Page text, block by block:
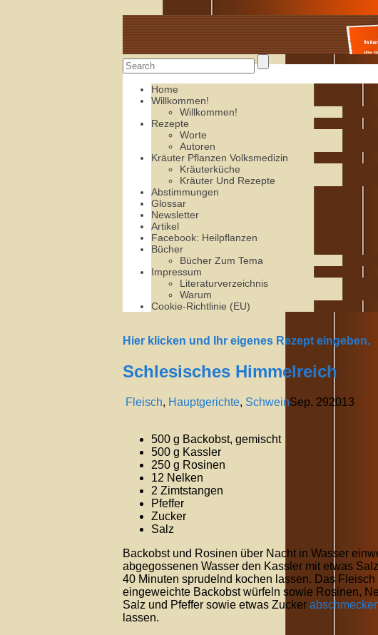
Alte Rezepte online
Home
Willkommen!
Willkommen!
Rezepte
Worte
Autoren
Kräuter Pflanzen Volksmedizin
Kräuterküche
Kräuter Und Rezepte
Abstimmungen
Glossar
Newsletter
Artikel
Facebook: Heilpflanzen
Bücher
Bücher Zum Tema
Impressum
Literaturverzeichnis
Warum
Cookie-Richtlinie (EU)
Hier klicken und Ihr eigenes Rezept eingeben.
Schlesisches Himmelreich
Fleisch, Hauptgerichte, SchweinSep. 292013
500 g Backobst, gemischt
500 g Kassler
250 g Rosinen
12 Nelken
2 Zimtstangen
Pfeffer
Zucker
Salz
Backobst und Rosinen über Nacht in Wasser
abgegossenen Wasser den Kassler mit etwas
40 Minuten sprudelnd kochen lassen. Das
eingeweichte Backobst würfeln sowie Rosinen,
Salz und Pfeffer sowie etwas Zucker
lassen.